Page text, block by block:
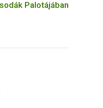
Palotájában